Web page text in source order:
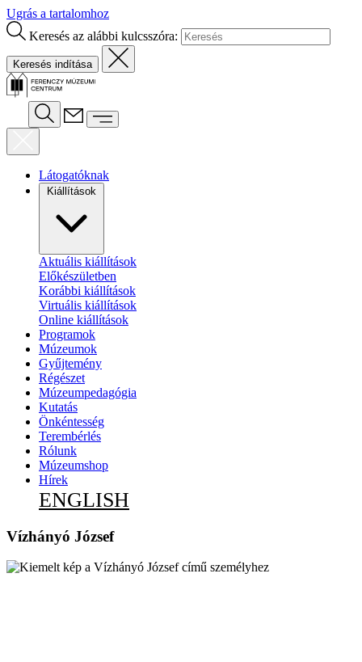
Ugrás a tartalomhoz
Keresés az alábbi kulcsszóra:
Látogatóknak
Kiállítások
Aktuális kiállítások
Előkészületben
Korábbi kiállítások
Virtuális kiállítások
Online kiállítások
Programok
Múzeumok
Gyűjtemény
Régészet
Múzeumpedagógia
Kutatás
Önkéntesség
Terembérlés
Rólunk
Múzeumshop
Hírek
ENGLISH
Vízhányó József